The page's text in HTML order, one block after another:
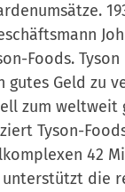
Foods.
gutes Geld zu
zum weltweit
Tyson-
42
unterstützt die